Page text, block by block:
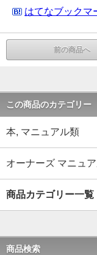
はてなブックマ
前の商品へ
この商品のカテゴリー
本, マニュアル類
オーナーズ マニュ
商品カテゴリー一覧
商品検索